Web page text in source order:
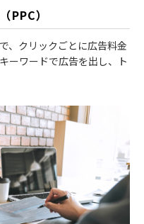
PPC）
、クリックごとに広告料金
ーワードで広告を出し、ト